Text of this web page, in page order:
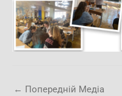
← Попередній Медіа